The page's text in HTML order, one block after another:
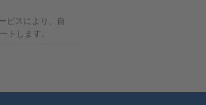
ビスにより、自
トします。